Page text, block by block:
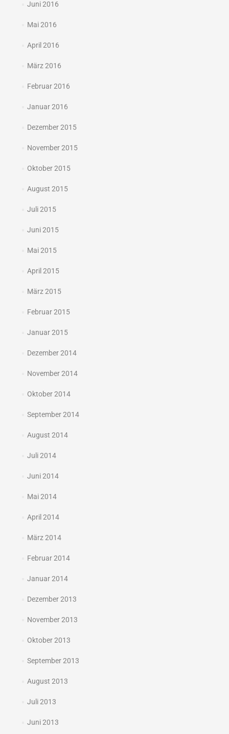
Juni 2016
Mai 2016
April 2016
März 2016
Februar 2016
Januar 2016
Dezember 2015
November 2015
Oktober 2015
August 2015
Juli 2015
Juni 2015
Mai 2015
April 2015
März 2015
Februar 2015
Januar 2015
Dezember 2014
November 2014
Oktober 2014
September 2014
August 2014
Juli 2014
Juni 2014
Mai 2014
April 2014
März 2014
Februar 2014
Januar 2014
Dezember 2013
November 2013
Oktober 2013
September 2013
August 2013
Juli 2013
Juni 2013